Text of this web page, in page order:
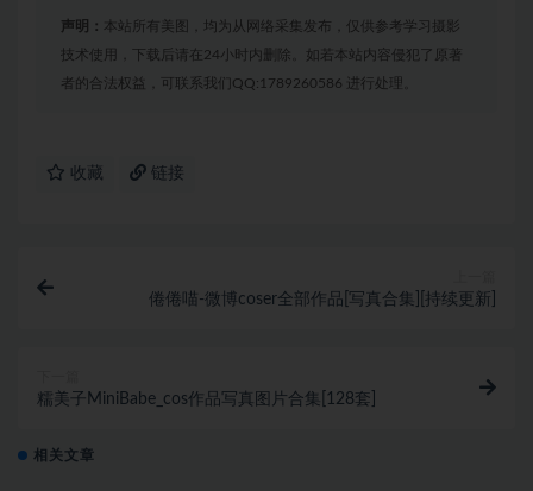
声明： 本站所有美图，均为从网络采集发布，仅供参考学习摄影
技术使用，下载后请在24小时内删除。如若本站内容侵犯了原著
者的合法权益，可联系我们QQ:1789260586 进行处理。
收藏 链接
倦倦喵-微博coser全部作品[写真合集][持续更新]
糯美子MiniBabe_cos作品写真图片合集[128套]
相关文章